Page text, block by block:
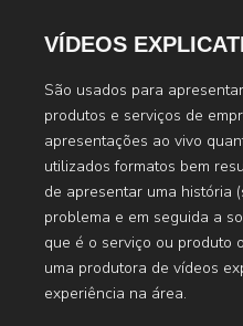
VÍDEOS
São usados para
produtos e serviços de
apresentações ao vivo
utilizados formatos bem
de apresentar uma história
problema e em seguida a
que é o serviço ou produto
uma produtora de vídeos
experiência na área.